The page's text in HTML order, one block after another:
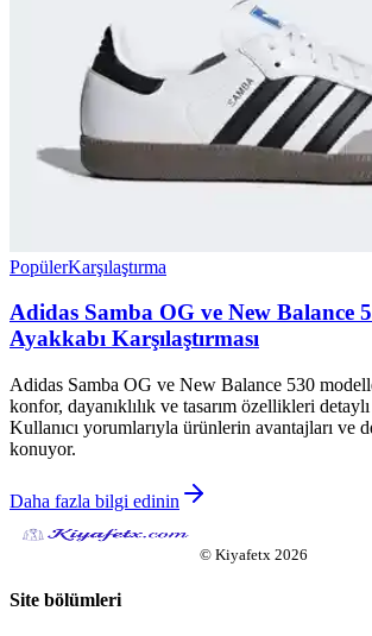
PopülerKarşılaştırma
Adidas Samba OG ve New Balance
Ayakkabı Karşılaştırması
Adidas Samba OG ve New Balance 530
konfor, dayanıklılık ve tasarım özellikleri detaylı
Kullanıcı yorumlarıyla ürünlerin avantajları ve
konuyor.
Daha fazla bilgi edinin
© Kiyafetx 2026
Site bölümleri